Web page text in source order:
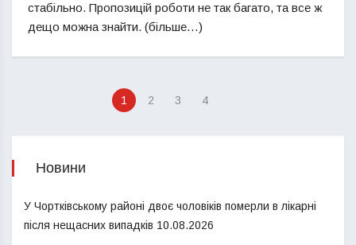
стабільно. Пропозицій роботи не так багато, та все ж
дещо можна знайти. (більше…)
1 2 3 4
Новини
У Чортківському районі двоє чоловіків померли в лікарні
після нещасних випадків 10.08.2026